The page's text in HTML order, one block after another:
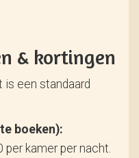
& kortingen
is een standaard
boeken):
kamer per nacht.